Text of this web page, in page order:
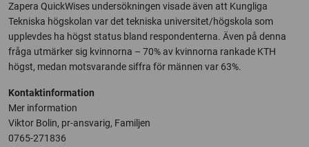
Zapera QuickWises undersökningen visade även att Kungliga
Tekniska högskolan var det tekniska universitet/högskola som
upplevdes ha högst status bland respondenterna. Även på denna
fråga utmärker sig kvinnorna – 70% av kvinnorna rankade KTH
högst, medan motsvarande siffra för männen var 63%.
Kontaktinformation
Mer information
Viktor Bolin, pr-ansvarig, Familjen
0765-271836